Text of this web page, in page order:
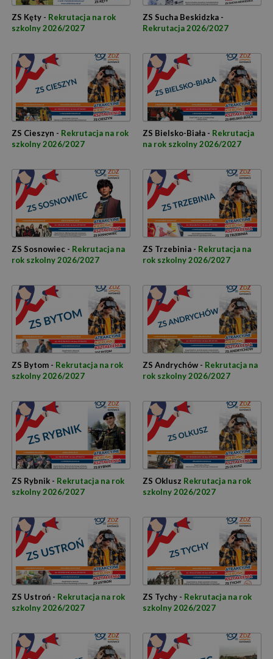
ZS Kęty - Rekrutacja na rok
szkolny 2026/2027
ZS Sucha Beskidzka -
Rekrutacja 2026/2027
ZS Cieszyn - Rekrutacja na rok
szkolny 2026/2027
ZS Bielsko-Biała - Rekrutacja
na rok szkolny 2026/2027
ZS Sosnowiec - Rekrutacja na
rok szkolny 2026/2027
ZS Trzebinia - Rekrutacja na
rok szkolny 2026/2027
ZS Bytom - Rekrutacja na rok
szkolny 2026/2027
ZS Andrychów - Rekrutacja na
rok szkolny 2026/2027
ZS Rybnik - Rekrutacja na rok
szkolny 2026/2027
ZS Oklusz Rekrutacja na rok
szkolny 2026/2027
ZS Ustroń - Rekrutacja na rok
szkolny 2026/2027
ZS Tychy - Rekrutacja na rok
szkolny 2026/2027